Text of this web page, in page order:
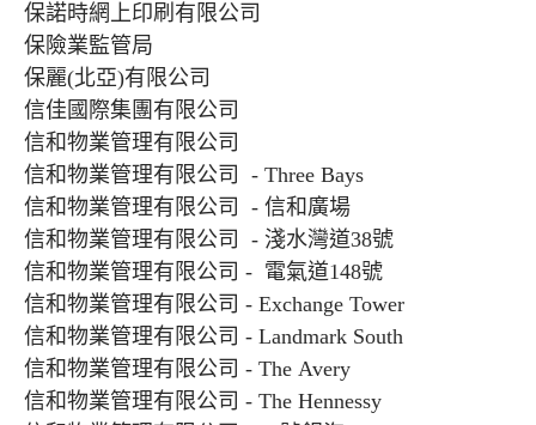
保諾時網上印刷有限公司
保險業監管局
保麗(北亞)有限公司
信佳國際集團有限公司
信和物業管理有限公司
信和物業管理有限公司 - Three Bays
信和物業管理有限公司 - 信和廣場
信和物業管理有限公司 - 淺水灣道38號
信和物業管理有限公司 - 電氣道148號
信和物業管理有限公司 - Exchange Tower
信和物業管理有限公司 - Landmark South
信和物業管理有限公司 - The Avery
信和物業管理有限公司 - The Hennessy